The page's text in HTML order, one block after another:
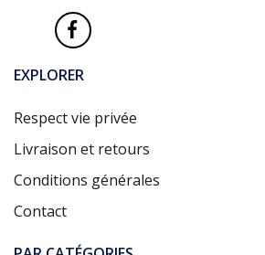
EXPLORER
Respect vie privée
Livraison et retours
Conditions générales
Contact